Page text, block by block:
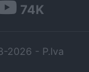
74K
2026 - P.Iva